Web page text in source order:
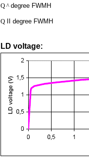
Q ^ degree FWMH
Q II degree FWMH
LD voltage: